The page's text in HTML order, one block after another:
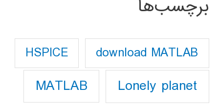
برچسب‌ها
download MATLAB
HSPICE
Lonely planet
MATLAB